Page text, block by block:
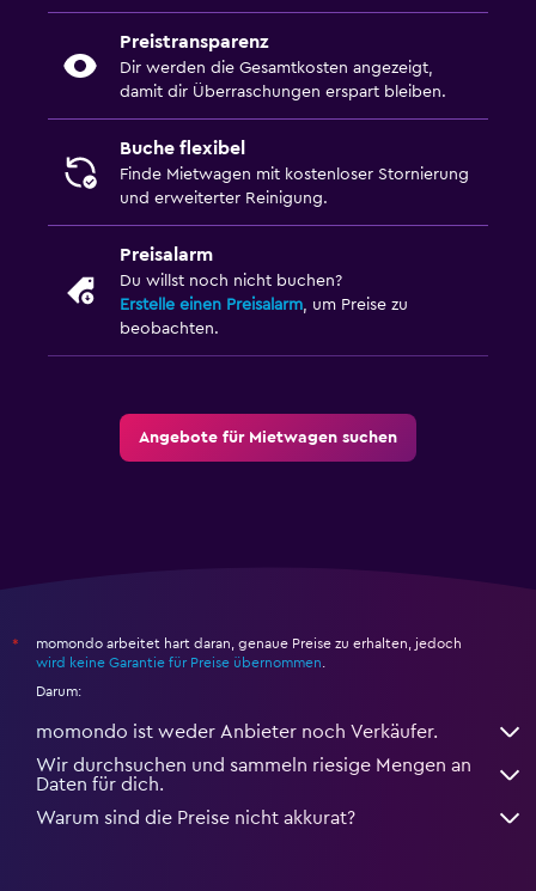
Preistransparenz
Dir werden die Gesamtkosten angezeigt,
damit dir Überraschungen erspart bleiben.
Buche flexibel
Finde Mietwagen mit kostenloser Stornierung
und erweiterter Reinigung.
Preisalarm
Du willst noch nicht buchen?
Erstelle einen Preisalarm, um Preise zu
beobachten.
Angebote für Mietwagen suchen
*
momondo arbeitet hart daran, genaue Preise zu erhalten, jedoch
wird keine Garantie für Preise übernommen.
Darum:
momondo ist weder Anbieter noch Verkäufer.
Wir durchsuchen und sammeln riesige Mengen an
Daten für dich.
Warum sind die Preise nicht akkurat?